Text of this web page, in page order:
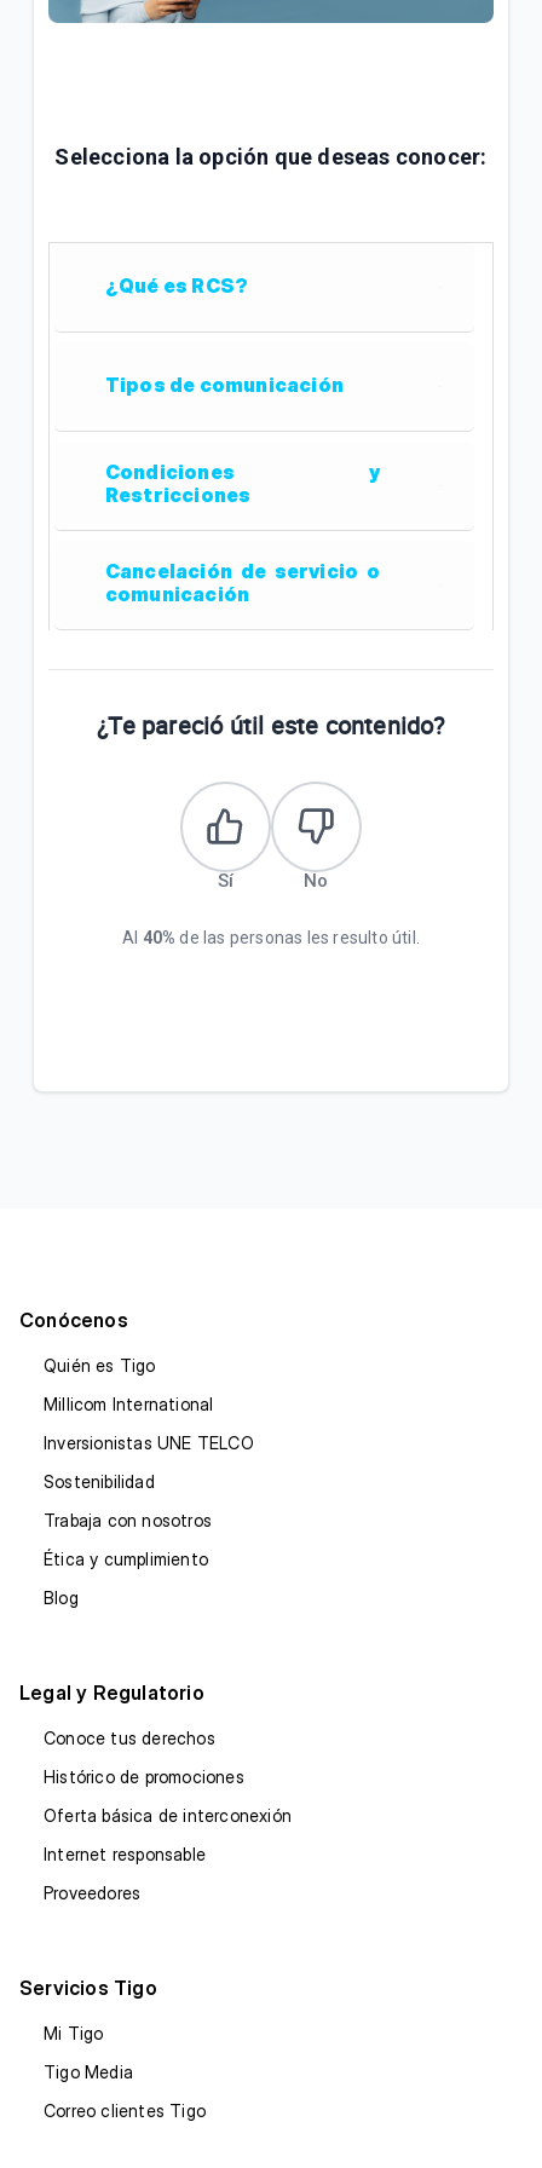
¿Cómo consultar tus consumos en Mi.Tigo? | Móvil
Full Equipo: Plan móvil ilimitado + celular en
Selecciona la opción que deseas conocer:
¿Qué es RCS?
Tipos de comunicación
Condiciones y
Restricciones
Cancelación de servicio o
comunicación
¿Te pareció útil este contenido?
Sí No
Al 40% de las personas les resulto útil.
Conócenos
Quién es Tigo
Millicom International
Inversionistas UNE TELCO
Sostenibilidad
Trabaja con nosotros
Ética y cumplimiento
Blog
Legal y Regulatorio
Conoce tus derechos
Histórico de promociones
Oferta básica de interconexión
Internet responsable
Proveedores
Servicios Tigo
Mi Tigo
Tigo Media
Correo clientes Tigo